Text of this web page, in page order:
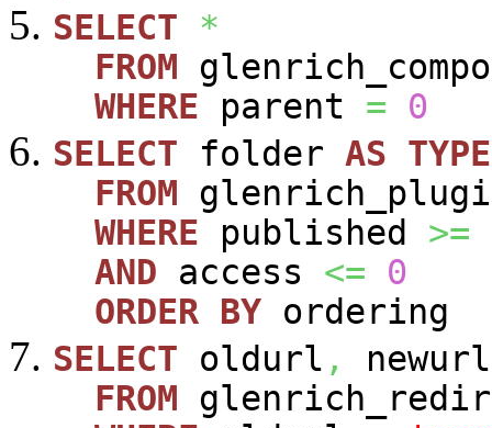
SELECT
*
FROM
WHERE parent =
0
SELECT folder AS TYPE
FROM
WHERE published >=
AND access <=
0
ORDER BY ordering
SELECT oldurl ,
newurl
FROM